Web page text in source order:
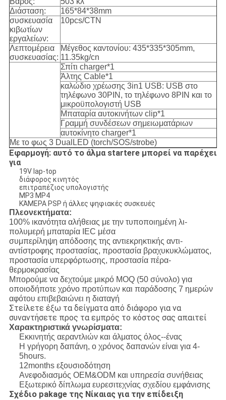
Διάσταση:
165*84*38mm
συσκευασία
κιβωτίων
εργαλείων:
10pcs/CTN
Λεπτομέρεια
συσκευασίας:
Μέγεθος καντονίου: 435*335*305mm,
11.35kg/cn
Σπίτι charger*1
Άλτης Cable*1
καλώδιο χρέωσης 3in1 USB: USB στο
τηλέφωνο 30PIN, το τηλέφωνο 8PIN και το
μικροϋπολογιστή USB
Μπαταρία αυτοκινήτων clip*1
Γραμμή συνδέσεων σημειωματάριων
αυτοκίνητο charger*1
Με το φως 3 DualLED (torch/SOS/strobe)
Εφαρμογή: αυτό το άλμα startere μπορεί να παρέχει
για
19V lap-top
διάφορος κινητός
επιτραπέζιος υπολογιστής
MP3 MP4
ΚΆΜΕΡΑ PSP ή άλλες ψηφιακές συσκευές
Πλεονεκτήματα:
100% ικανότητα αλήθειας με την τυποποιημένη λι-
πολυμερή μπαταρία IEC μέσα
συμπερίληψη απόδοσης της αντιεκρηκτικής αντι-
αντίστροφης προστασίας, προστασία βραχυκυκλώματος,
προστασία υπερφόρτωσης, προστασία πέρα-
θερμοκρασίας
Μπορούμε να δεχτούμε μικρό MOQ (50 σύνολο) για
οποιοδήποτε χρόνο προτύπων και παράδοσης 7 ημερών
αφότου επιβεβαιώνει η διαταγή
Στείλετε έξω τα δείγματα από διάφορο για να
συναντήσετε προς τα εμπρός το κόστος σας απαιτεί
Χαρακτηριστικά γνωρίσματα:
Εκκινητής αεραντλιών και άλματος όλος--ένας
Η γρήγορη δαπάνη, ο χρόνος δαπανών είναι για 4-
5hours.
12months εξουσιοδότηση
Ανεφοδιασμός OEM&ODM και υπηρεσία συνήθειας
Εξωτερικό δίπλωμα ευρεσιτεχνίας σχεδίου εμφάνισης
Σχέδιο pakage τηςΝίκαιας για την επίδειξη